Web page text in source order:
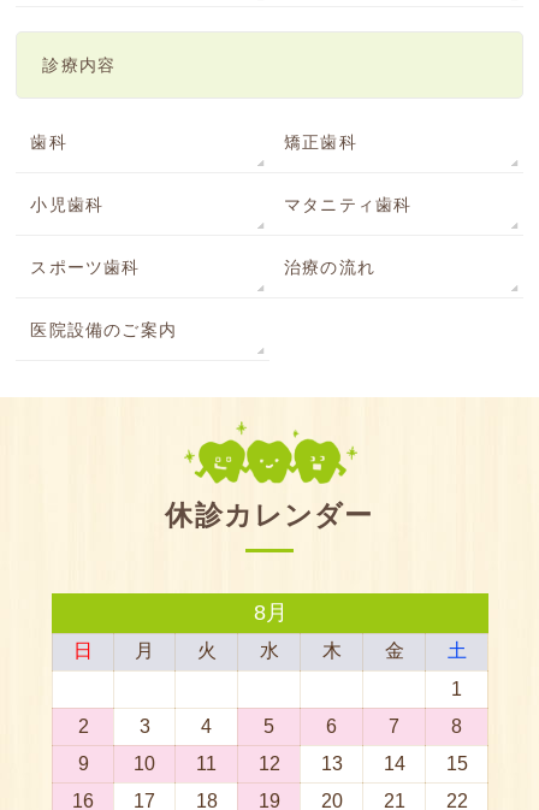
診療内容
歯科 矯正歯科
小児歯科 マタニティ歯科
スポーツ歯科 治療の流れ
医院設備のご案内
休診カレンダー